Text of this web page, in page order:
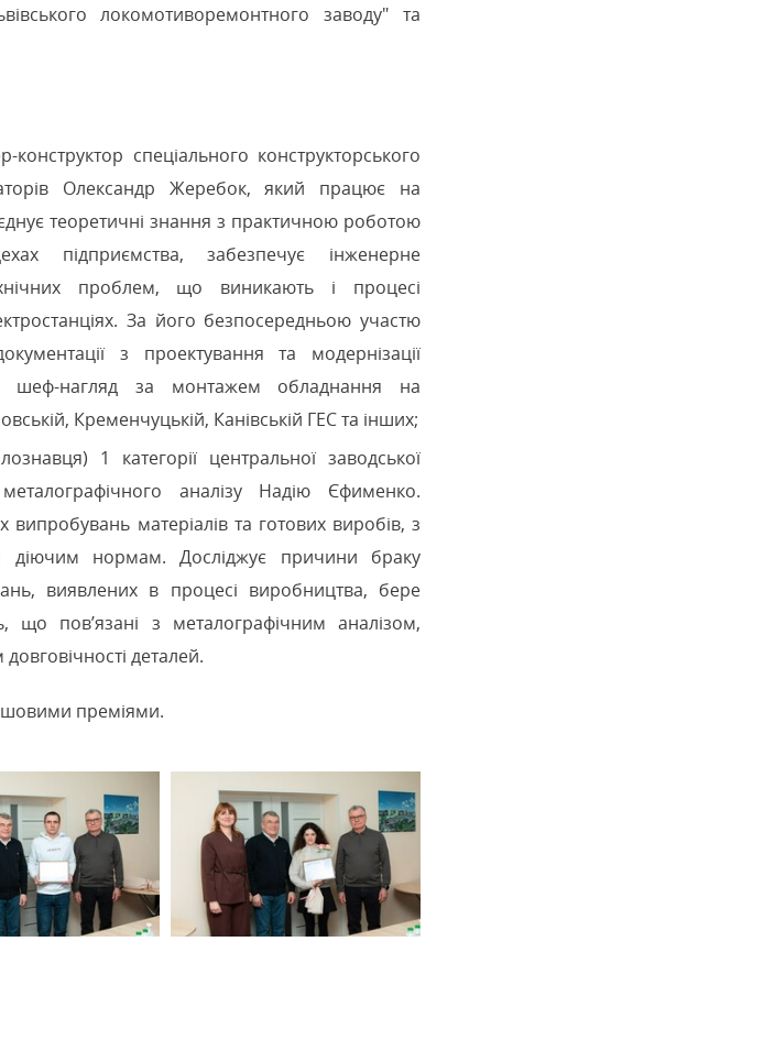
локомотиворемонтного заводу" та
спеціального конструкторського
Олександр Жеребок, який працює на
теоретичні знання з практичною роботою
підприємства, забезпечує інженерне
проблем, що виникають і процесі
За його безпосередньою участю
з проектування та модернізації
шеф-нагляд за монтажем обладнання на
Кременчуцькій, Канівській ГЕС та інших;
1 категорії центральної заводської
аналізу Надію Єфименко.
матеріалів та готових виробів, з
діючим нормам. Досліджує причини браку
виявлених в процесі виробництва, бере
що пов’язані з металографічним аналізом,
деталей.
преміями.